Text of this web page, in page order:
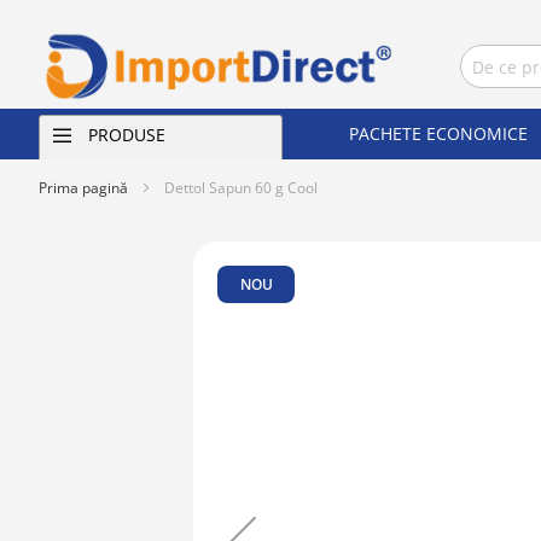
PRODUSE PACHETE ECONOMICE
Prima pagină Dettol Sapun 60 g Cool
the
NOU